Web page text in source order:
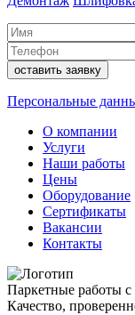
Персональные
О компании
Услуги
Наши работы
Цены
Оборудование
Сертификаты
Вакансии
Контакты
Паркетные работы с
Качество,